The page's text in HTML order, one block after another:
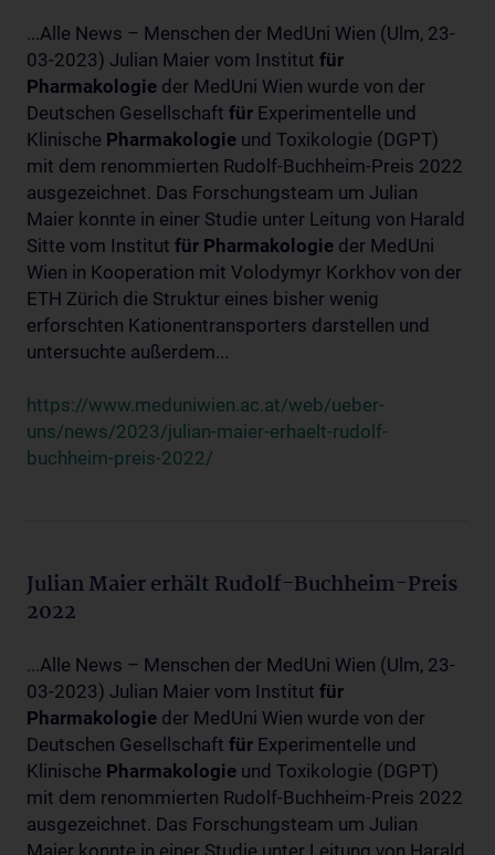
...Alle News – Menschen der MedUni Wien (Ulm, 23-
03-2023) Julian Maier vom Institut für
Pharmakologie der MedUni Wien wurde von der
Deutschen Gesellschaft für Experimentelle und
Klinische Pharmakologie und Toxikologie (DGPT)
mit dem renommierten Rudolf-Buchheim-Preis 2022
ausgezeichnet. Das Forschungsteam um Julian
Maier konnte in einer Studie unter Leitung von Harald
Sitte vom Institut für Pharmakologie der MedUni
Wien in Kooperation mit Volodymyr Korkhov von der
ETH Zürich die Struktur eines bisher wenig
erforschten Kationentransporters darstellen und
untersuchte außerdem...
https://www.meduniwien.ac.at/web/ueber-
uns/news/2023/julian-maier-erhaelt-rudolf-
buchheim-preis-2022/
Julian Maier erhält Rudolf-Buchheim-Preis
2022
...Alle News – Menschen der MedUni Wien (Ulm, 23-
03-2023) Julian Maier vom Institut für
Pharmakologie der MedUni Wien wurde von der
Deutschen Gesellschaft für Experimentelle und
Klinische Pharmakologie und Toxikologie (DGPT)
mit dem renommierten Rudolf-Buchheim-Preis 2022
ausgezeichnet. Das Forschungsteam um Julian
Maier konnte in einer Studie unter Leitung von Harald